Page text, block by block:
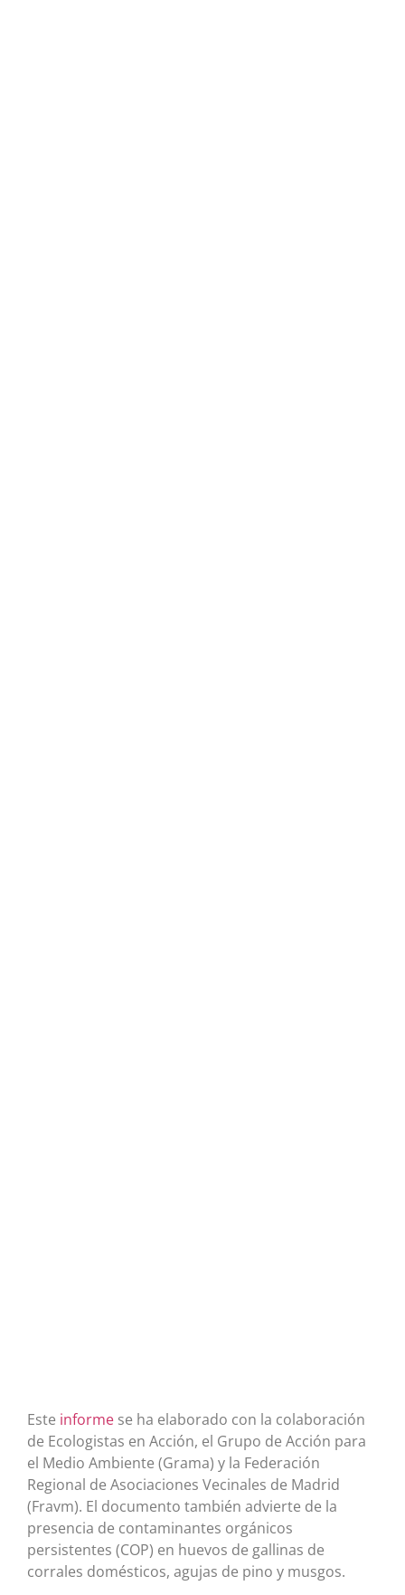
Este informe se ha elaborado con la colaboración
de Ecologistas en Acción, el Grupo de Acción para
el Medio Ambiente (Grama) y la Federación
Regional de Asociaciones Vecinales de Madrid
(Fravm). El documento también advierte de la
presencia de contaminantes orgánicos
persistentes (COP) en huevos de gallinas de
corrales domésticos, agujas de pino y musgos.